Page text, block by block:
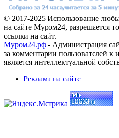
© 2017-2025 Использование
на сайте Муром24, разрешается
ссылки на сайт.
Муром24.рф - Администрация
за комментарии пользователей к
является интеллектуальной
Реклама на сайте